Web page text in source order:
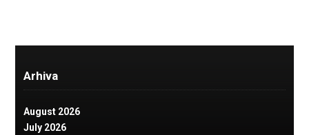
Arhiva
August 2026
July 2026